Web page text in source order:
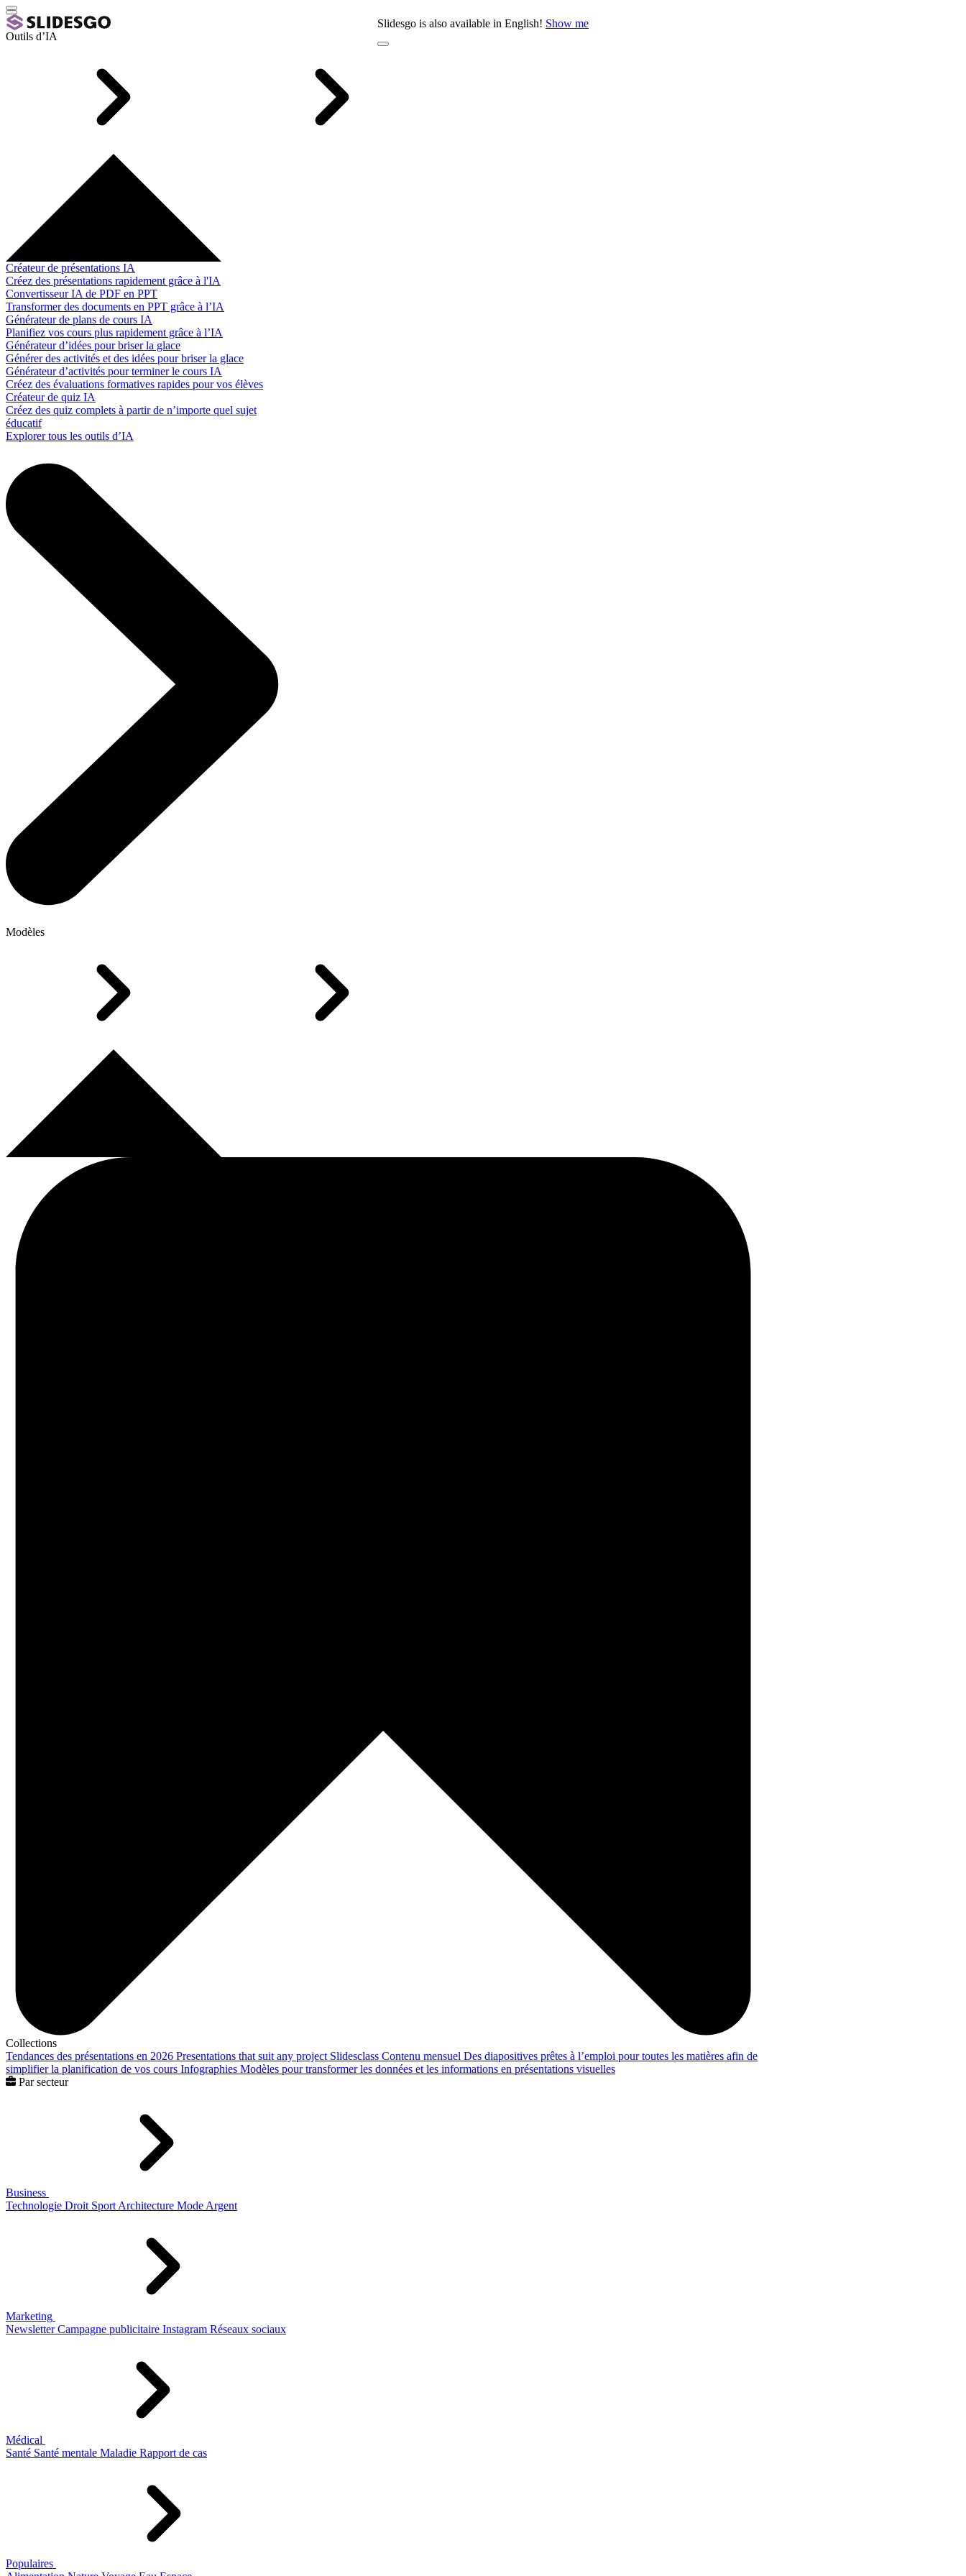
Slidesgo is also available in English! Show me
Outils d’IA
Créateur de présentations IA
Créez des présentations rapidement grâce à l'IA
Convertisseur IA de PDF en PPT
Transformer des documents en PPT grâce à l’IA
Générateur de plans de cours IA
Planifiez vos cours plus rapidement grâce à l’IA
Générateur d’idées pour briser la glace
Générer des activités et des idées pour briser la glace
Générateur d’activités pour terminer le cours IA
Créez des évaluations formatives rapides pour vos élèves
Créateur de quiz IA
Créez des quiz complets à partir de n’importe quel sujet
éducatif
Explorer tous les outils d’IA
Modèles
Collections
Tendances des présentations en 2026 Presentations that suit any project Slidesclass Contenu mensuel Des diapositives prêtes à l’emploi pour toutes les matières afin de
simplifier la planification de vos cours Infographies Modèles pour transformer les données et les informations en présentations visuelles
Par secteur
Business
Technologie Droit Sport Architecture Mode Argent
Marketing
Newsletter Campagne publicitaire Instagram Réseaux sociaux
Médical
Santé Santé mentale Maladie Rapport de cas
Populaires